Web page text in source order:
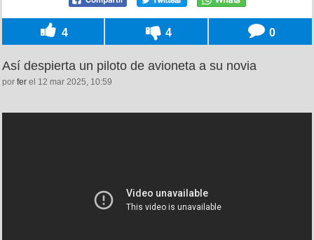
4 4 0
Así despierta un piloto de avioneta a su novia
por fer el 12 mar 2025, 10:59